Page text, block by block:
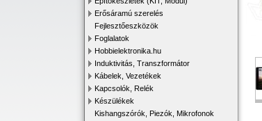
Erősáramú szerelés
Fejlesztőeszközök
Foglalatok
Hobbielektronika.hu
Induktivitás, Transzformátor
Kábelek, Vezetékek
Kapcsolók, Relék
Készülékek
Kishangszórók, Piezók, Mikrofonok